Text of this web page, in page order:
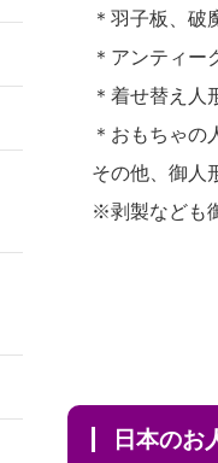
＊羽子板、破
＊アンティー
＊着せ替え人
＊おもちゃの
その他、御人
※剥製なども
日本の